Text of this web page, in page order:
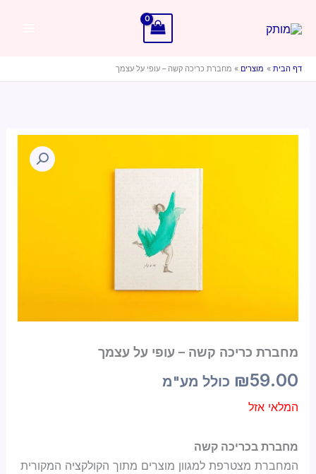
לתוכן
דף הבית מוצרים מחברת כריכה קשה – עופי על עצמך
מחברת כריכה קשה – עופי על עצמך
₪59.00 כולל מע"מ
המלאי אזל
מחברת בכריכה קשה
המחברת מצטרפת למגוון מוצרים מתוך הקולקציה המקורית